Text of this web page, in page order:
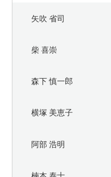
矢吹 省司
柴 喜崇
森下 慎一郎
横塚 美恵子
阿部 浩明